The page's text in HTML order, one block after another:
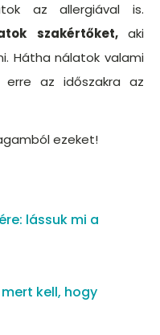
az allergiával is.
szakértőket, aki
Hátha nálatok valami
erre az időszakra az
ezeket!
lássuk mi a
kell, hogy